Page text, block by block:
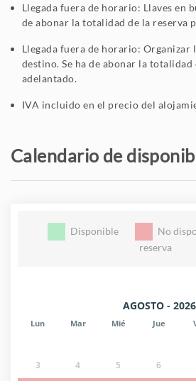
Llegada fuera de horario: Llaves en
de abonar la totalidad de la reserva
Llegada fuera de horario: Organizar
destino. Se ha de abonar la totalidad
adelantado.
IVA incluido en el precio del
Calendario de
Disponible No
reserva
AGOSTO - 2026
Lun Mar Mié Jue
3
4 5 6